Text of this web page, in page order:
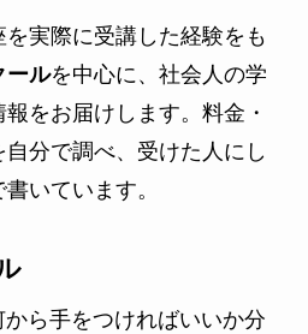
実際に受講した経験をも
ールを中心に、社会人の学
をお届けします。料金・
分で調べ、受けた人にし
いています。
から手をつければいいか分